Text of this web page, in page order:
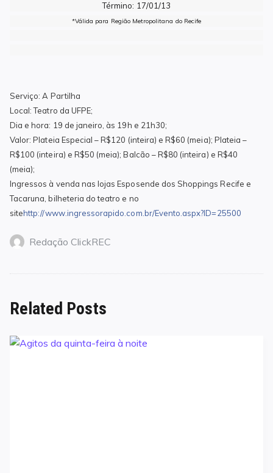
Término: 17/01/13
*Válida para Região Metropolitana do Recife
Serviço: A Partilha
Local: Teatro da UFPE;
Dia e hora: 19 de janeiro, às 19h e 21h30;
Valor: Plateia Especial – R$120 (inteira) e R$60 (meia); Plateia –
R$100 (inteira) e R$50 (meia); Balcão – R$80 (inteira) e R$40
(meia);
Ingressos à venda nas lojas Esposende dos Shoppings Recife e
Tacaruna, bilheteria do teatro e no
sitehttp://www.ingressorapido.com.br/Evento.aspx?ID=25500
Redação ClickREC
Related Posts